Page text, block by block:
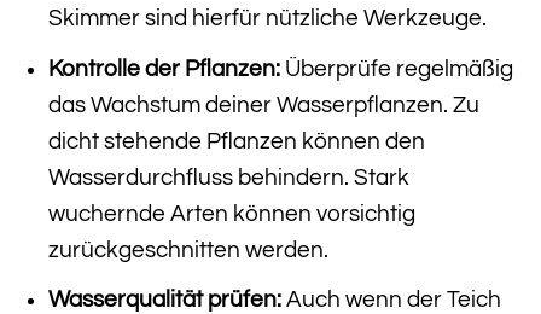
Skimmer sind hierfür nützliche Werkzeuge.
Kontrolle der Pflanzen:Überprüfe regelmäßig
das Wachstum deiner Wasserpflanzen. Zu
dicht stehende Pflanzen können den
Wasserdurchfluss behindern. Stark
wuchernde Arten können vorsichtig
zurückgeschnitten werden.
Wasserqualität prüfen:Auch wenn der Teich